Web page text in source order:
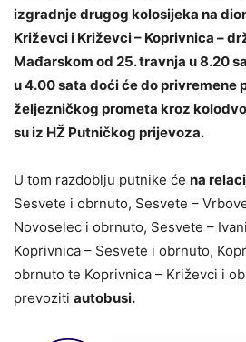
izgradnje drugog kolosijeka na
Križevci i Križevci – Koprivnica –
Mađarskom od 25. travnja u 8.20
u 4.00 sata doći će do privremene
željezničkog prometa kroz
su iz HŽ Putničkog prijevoza.
U tom razdoblju putnike će na
Sesvete i obrnuto, Sesvete –
Novoselec i obrnuto, Sesvete –
Koprivnica – Sesvete i obrnuto,
obrnuto te Koprivnica – Križevci i
prevoziti autobusi.